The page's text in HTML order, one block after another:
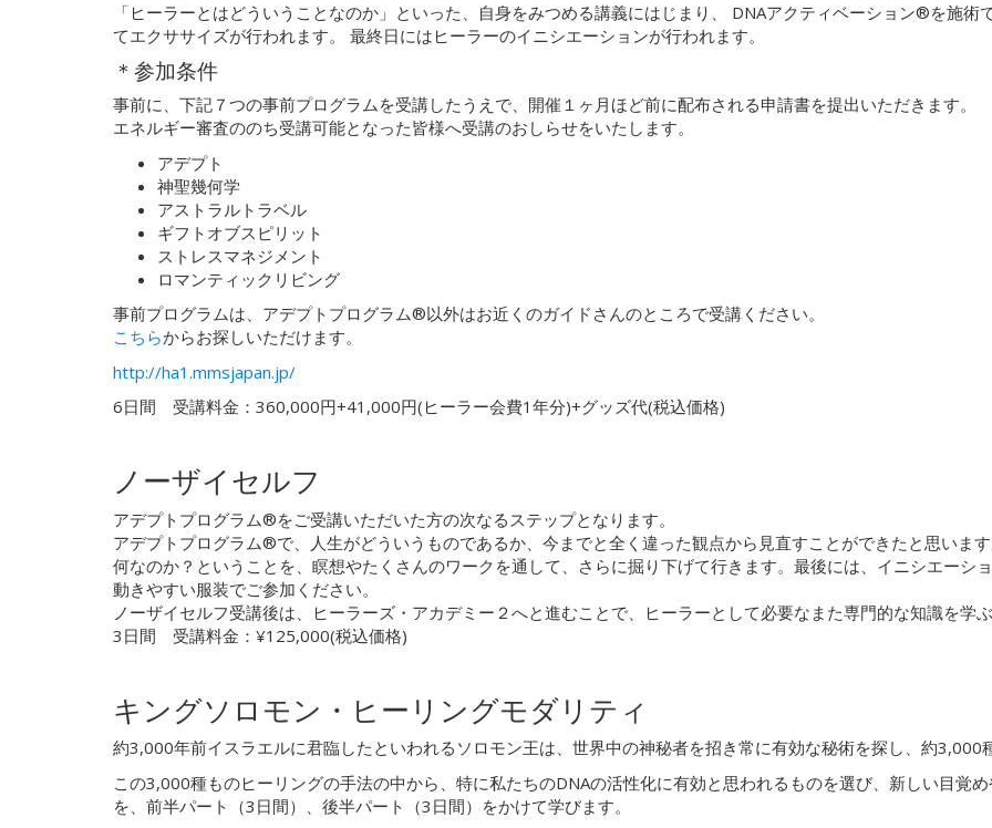
「ヒーラーとはどういうことなのか」といった、自身をみつめる講義にはじまり、 DNAアクティベーション®を施
てエクササイズが行われます。 最終日にはヒーラーのイニシエーションが行われます。
＊参加条件
事前に、下記７つの事前プログラムを受講したうえで、開催１ヶ月ほど前に配布される申請書を提出いただきます。
エネルギー審査ののち受講可能となった皆様へ受講のおしらせをいたします。
アデプト
神聖幾何学
アストラルトラベル
ギフトオブスピリット
ストレスマネジメント
ロマンティックリビング
事前プログラムは、アデプトプログラム®以外はお近くのガイドさんのところで受講ください。
こちらからお探しいただけます。
http://ha1.mmsjapan.jp/
6日間 受講料金：360,000円+41,000円(ヒーラー会費1年分)+グッズ代(税込価格)
ノーザイセルフ
アデプトプログラム®をご受講いただいた方の次なるステップとなります。
アデプトプログラム®で、人生がどういうものであるか、今までと全く違った観点から見直すことができたと思いま
何なのか？ということを、瞑想やたくさんのワークを通して、さらに掘り下げて行きます。最後には、イニシエーシ
動きやすい服装でご参加ください。
ノーザイセルフ受講後は、ヒーラーズ・アカデミー２へと進むことで、ヒーラーとして必要なまた専門的な知識を学ぶ
3日間 受講料金：¥125,000(税込価格)
キングソロモン・ヒーリングモダリティ
約3,000年前イスラエルに君臨したといわれるソロモン王は、世界中の神秘者を招き常に有効な秘術を探し、約3,000
この3,000種ものヒーリングの手法の中から、特に私たちのDNAの活性化に有効と思われるものを選び、新しい目覚
を、前半パート（3日間）、後半パート（3日間）をかけて学びます。